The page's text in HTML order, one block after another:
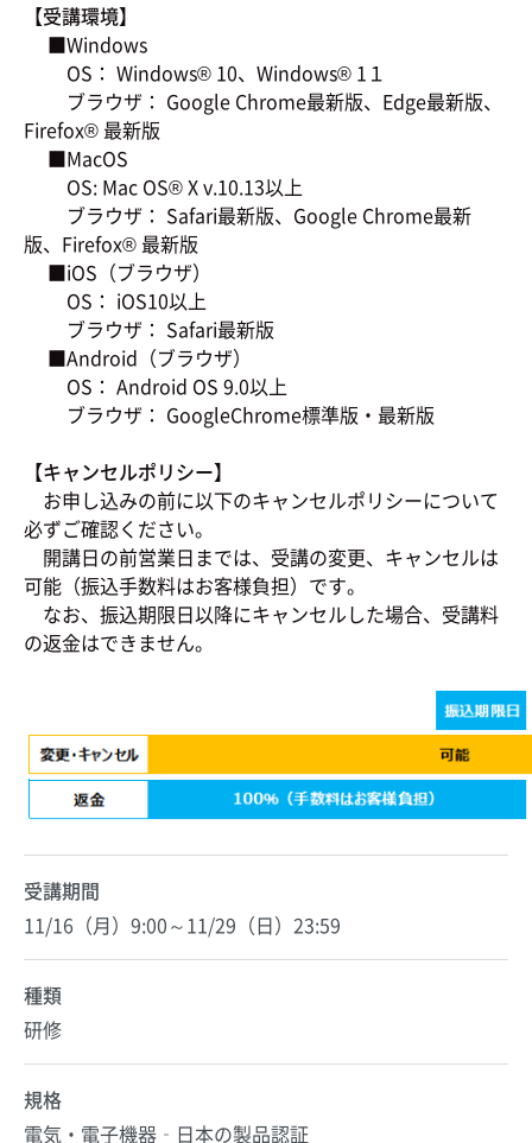
【受講環境】
■Windows
OS： Windows® 10、Windows® 1１
ブラウザ： Google Chrome最新版、Edge最新版、
Firefox® 最新版
■MacOS
OS: Mac OS® X v.10.13以上
ブラウザ： Safari最新版、Google Chrome最新
版、Firefox® 最新版
■iOS（ブラウザ）
OS： iOS10以上
ブラウザ： Safari最新版
■Android（ブラウザ）
OS： Android OS 9.0以上
ブラウザ： GoogleChrome標準版・最新版
【キャンセルポリシー】
お申し込みの前に以下のキャンセルポリシーについて
必ずご確認ください。
開講日の前営業日までは、受講の変更、キャンセルは
可能（振込手数料はお客様負担）です。
なお、振込期限日以降にキャンセルした場合、受講料
の返金はできません。
受講期間
11/16（月）9:00～11/29（日）23:59
種類
研修
規格
電気・電子機器‐日本の製品認証